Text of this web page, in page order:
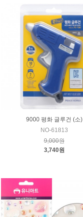
9000 평화 글루건 (소)
NO-61813
9,000원
3,740원